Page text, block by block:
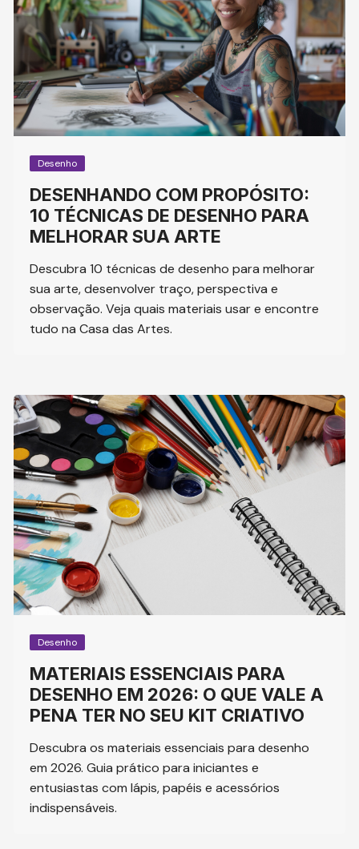
Desenho
DESENHANDO COM PROPÓSITO:
10 TÉCNICAS DE DESENHO PARA
MELHORAR SUA ARTE
Descubra 10 técnicas de desenho para melhorar
sua arte, desenvolver traço, perspectiva e
observação. Veja quais materiais usar e encontre
tudo na Casa das Artes.
Desenho
MATERIAIS ESSENCIAIS PARA
DESENHO EM 2026: O QUE VALE A
PENA TER NO SEU KIT CRIATIVO
Descubra os materiais essenciais para desenho
em 2026. Guia prático para iniciantes e
entusiastas com lápis, papéis e acessórios
indispensáveis.